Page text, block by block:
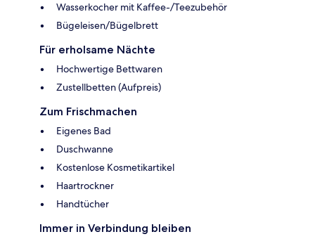
Wasserkocher mit Kaffee-/Teezubehör
Bügeleisen/Bügelbrett
Für erholsame Nächte
Hochwertige Bettwaren
Zustellbetten (Aufpreis)
Zum Frischmachen
Eigenes Bad
Duschwanne
Kostenlose Kosmetikartikel
Haartrockner
Handtücher
Immer in Verbindung bleiben